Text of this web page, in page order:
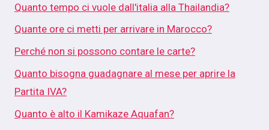
Quanto tempo ci vuole dall'italia alla Thailandia?
Quante ore ci metti per arrivare in Marocco?
Perché non si possono contare le carte?
Quanto bisogna guadagnare al mese per aprire la
Partita IVA?
Quanto è alto il Kamikaze Aquafan?